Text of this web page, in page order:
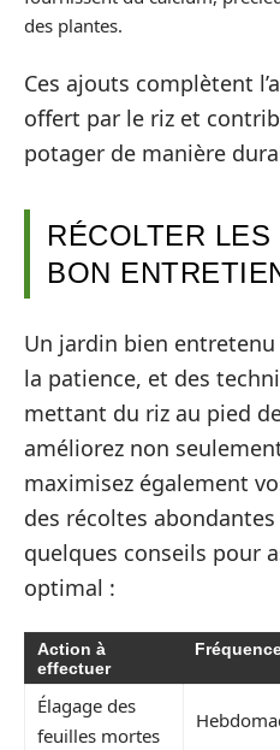
des plantes.
Ces ajouts complètent
offert par le riz et
potager de manière
RÉCOLTER LES
BON
Un jardin bien
la patience, et des
mettant du riz au pied
améliorez non
maximisez également
des récoltes
quelques conseils pour
optimal :
Action à
effectuer
Élagage des
feuilles mortes